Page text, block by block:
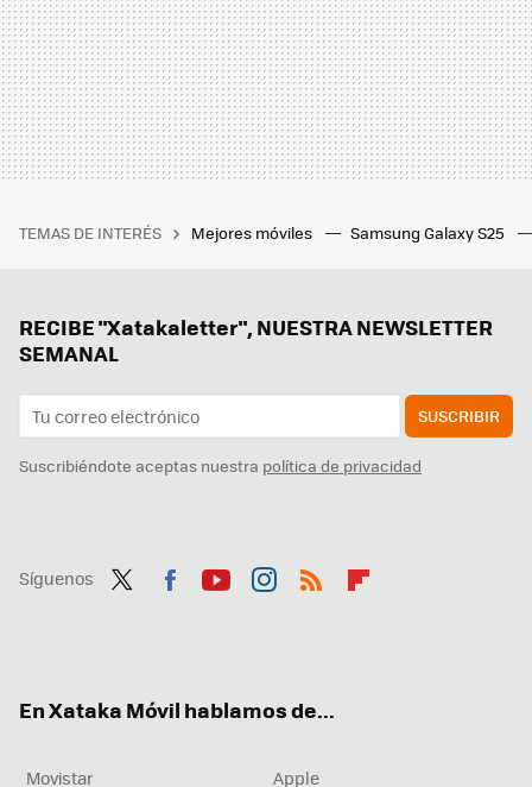
TEMAS DE INTERÉS Mejores móviles Samsung Galaxy S25
RECIBE "Xatakaletter", NUESTRA NEWSLETTER
SEMANAL
SUSCRIBIR
Suscribiéndote aceptas nuestra política de privacidad
Síguenos
En Xataka Móvil hablamos de...
Movistar
Apple